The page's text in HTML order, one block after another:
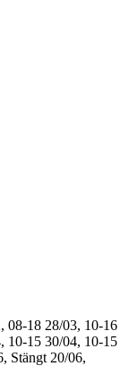
08-18 28/03, 10-16
10-15 30/04, 10-15
Stängt 20/06,